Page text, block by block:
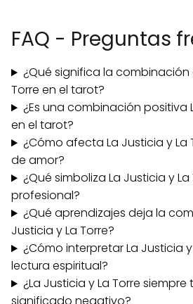
FAQ - Preguntas
¿Qué significa la combinación
Torre en el tarot?
¿Es una combinación positiva
en el tarot?
¿Cómo afecta La Justicia y La
de amor?
¿Qué simboliza La Justicia y
profesional?
¿Qué aprendizajes deja la
Justicia y La Torre?
¿Cómo interpretar La Justicia
lectura espiritual?
¿La Justicia y La Torre siempre